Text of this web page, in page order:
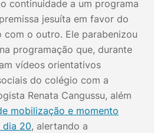
continuidade a um programa
jesuíta em favor do
o outro. Ele parabenizou
programação que, durante
vídeos orientativos
do colégio com a
Renata Cangussu, além
mobilização e momento
dia 20, alertando a